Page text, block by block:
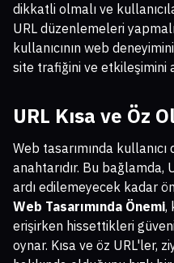
dikkatli olmalı ve
URL düzenlemeleri
kullanıcının web
site trafiğini ve etkileşimini
URL Kısa ve Öz
Web tasarımında kullanıcı
anahtarıdır. Bu bağlamda,
ardı edilemeyecek kadar
Web Tasarımında Önemi,
erişirken hissettikleri
oynar. Kısa ve öz URL'ler,